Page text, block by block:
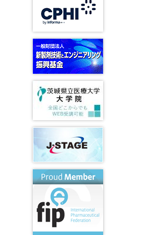
細
則・
規
程
類
ー
製
剤
技
術
伝
承
講
会
剤
技
術
伝
実
習
栄
誉
講
演
賞
T.
&
A.
グ
記
念
賞
旭
成
創
会
告
「薬
と
健
康
の
間」
懸
論
文
審
査
結
果
ご
サ
ン
プ
ル
お
よ
び
過
の
題
例
学」
投
稿
論
文
審
査
委
会
報
委
員
制
改
核
酸・
遺
伝
子
医
薬
FG
物
互
作
用・
個
化
医